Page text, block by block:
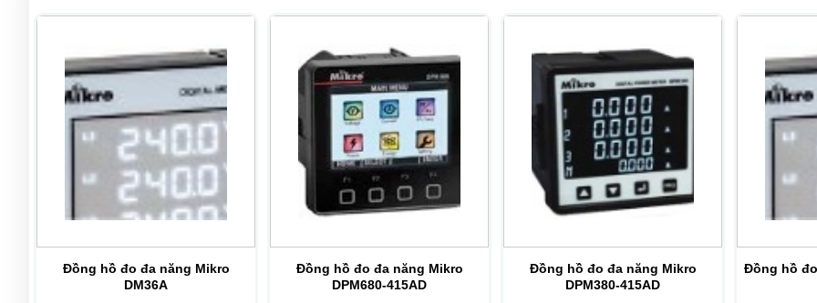
Đồng hồ đo đa năng Mikro
DM36A
Đồng hồ đo đa năng Mikro
DPM680-415AD
Đồng hồ đo đa năng Mikro
DPM380-415AD
Đồng hồ